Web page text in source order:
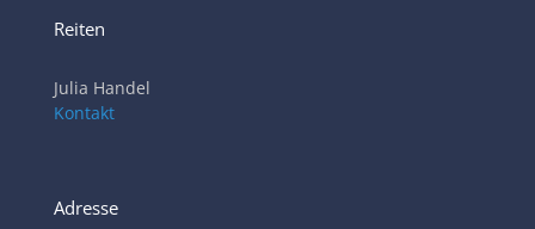
Reiten
Julia Handel
Kontakt
Adresse